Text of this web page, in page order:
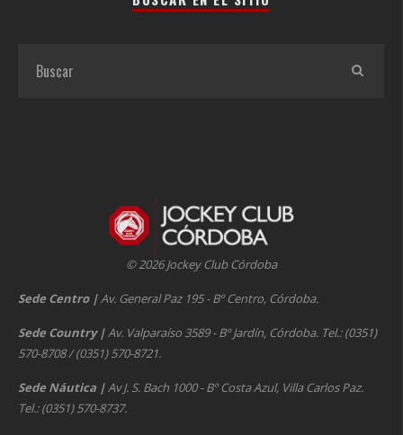
© 2026 Jockey Club Córdoba
Sede Centro |Av. General Paz 195 - Bº Centro, Córdoba.
Sede Country |Av. Valparaíso 3589 - Bº Jardín, Córdoba. Tel.: (0351)
570-8708 / (0351) 570-8721.
Sede Náutica |Av J. S. Bach 1000 - Bº Costa Azul, Villa Carlos Paz.
Tel.: (0351) 570-8737.